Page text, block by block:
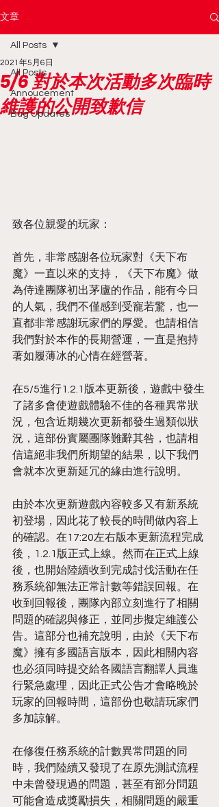
文章
All Posts
Annoucement
Bug Updates
All Posts
5/6 對於本次活動多次臨時
維護的公開致歉信
2021年5月6日
致各位親愛的玩家：
首先，非常感謝各位玩家對《天下布
魔》一直以來的支持，《天下布魔》做
為侍達團隊初出茅廬的作品，能有今日
的人氣，我們不僅感到受寵若驚，也一
直都非常感謝玩家們的厚愛。也請相信
我們對於本作的長期營運，一直是抱持
著如履薄冰的心情在經營著。
在5/5進行1.2.1版本更新後，遊戲中發生
了諸多會使遊戲體驗不佳的各種異常狀
況，包含近期幾次更新都發生過類似狀
況，這部份實屬團隊難辭其咎，也請相
信這絕非我們所期望的結果，以下我們
會就本次更新延冗的緣由進行說明。
由於本次更新遊戲內容較多又有新系統
初登場，因此花了較長的時間做內容上
的確認。在17:20左右版本更新流程完成
後，1.2.1版正式上線。然而在正式上線
後，也開始陸續收到完成討伐活動在任
務系統卻無法正常計數等錯誤回報。在
收到回報後，團隊內部立刻進行了相關
問題的確認與修正，並同步擬定維護公
告。這部分也補充說明，由於《天下布
魔》擁有多國語言版本，因此相關內容
也必須同時提交給各國語言翻譯人員進
行緊急處理，因此正式公告才會略晚於
玩家的回報時間，這部份也敬請玩家們
多加諒解。
在修復任務系統的計數異常問題的同
時，我們陸續又發現了在原先測試流程
中未曾發現過的問題，甚至有部分問題
可能會造成獎勵損失，相關問題的嚴重